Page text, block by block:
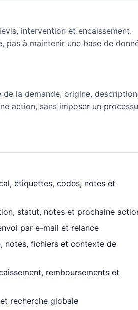
intervention et encaissement.
pas à maintenir une base de
la demande, origine, description,
action, sans imposer un
étiquettes, codes, notes et
statut, notes et prochaine
par e-mail et relance
notes, fichiers et contexte de
remboursements et
recherche globale